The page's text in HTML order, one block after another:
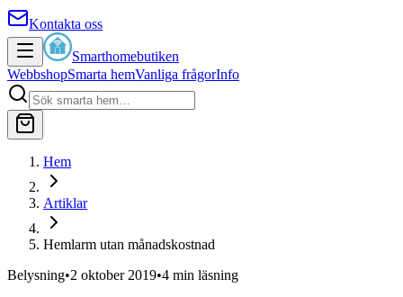
Kontakta oss
Smarthomebutiken
WebbshopSmarta hemVanliga frågorInfo
Hem
Artiklar
Hemlarm utan månadskostnad
Belysning•2 oktober 2019•4 min läsning